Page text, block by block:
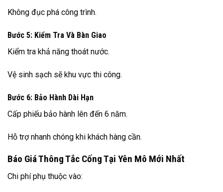
Không đục phá công trình.
Bước 5: Kiểm Tra Và Bàn Giao
Kiểm tra khả năng thoát nước.
Vệ sinh sạch sẽ khu vực thi công.
Bước 6: Bảo Hành Dài Hạn
Cấp phiếu bảo hành lên đến 6 năm.
Hỗ trợ nhanh chóng khi khách hàng cần.
Báo Giá Thông Tắc Cống Tại Yên Mô Mới Nhất
Chi phí phụ thuộc vào: